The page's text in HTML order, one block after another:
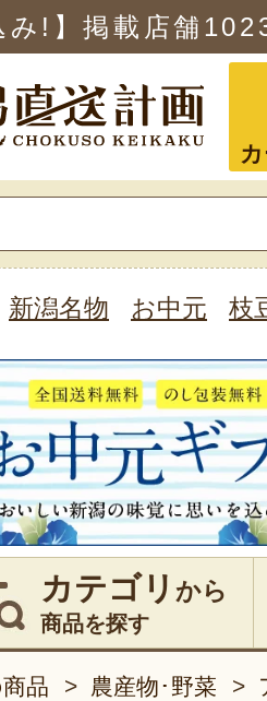
み!】掲載店舗
新潟名物 お中元 枝
カテゴリ から
商品を探す
品 > 農産物･野菜 >